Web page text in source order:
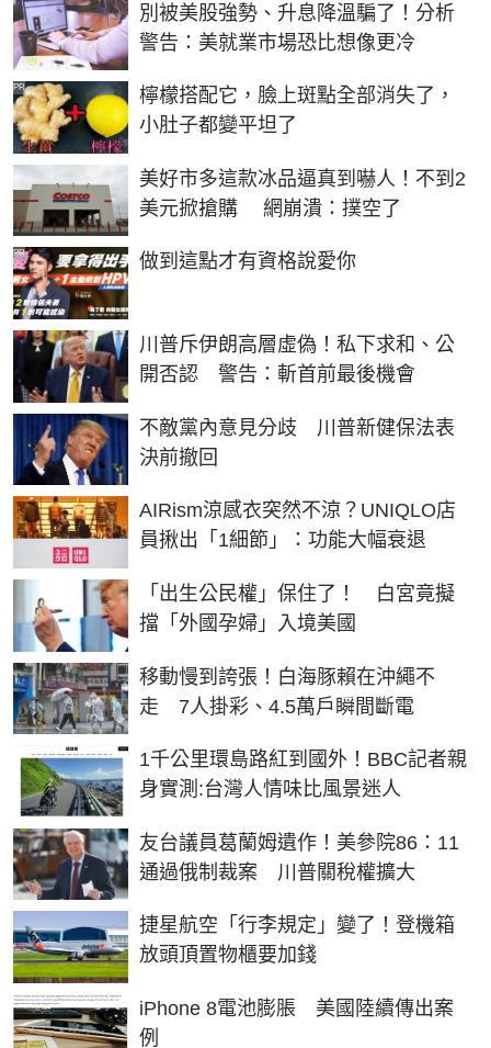
別被美股強勢、升息降溫騙了！分析
警告：美就業市場恐比想像更冷
檸檬搭配它，臉上斑點全部消失了，
小肚子都變平坦了
PR
美好市多這款冰品逼真到嚇人！不到2
美元掀搶購 網崩潰：撲空了
做到這點才有資格說愛你
PR
川普斥伊朗高層虛偽！私下求和、公
開否認 警告：斬首前最後機會
不敵黨內意見分歧 川普新健保法表
決前撤回
AIRism涼感衣突然不涼？UNIQLO店
員揪出「1細節」：功能大幅衰退
「出生公民權」保住了！ 白宮竟擬
擋「外國孕婦」入境美國
移動慢到誇張！白海豚賴在沖繩不
走 7人掛彩、4.5萬戶瞬間斷電
1千公里環島路紅到國外！BBC記者親
身實測:台灣人情味比風景迷人
友台議員葛蘭姆遺作！美參院86：11
通過俄制裁案 川普關稅權擴大
捷星航空「行李規定」變了！登機箱
放頭頂置物櫃要加錢
iPhone 8電池膨脹 美國陸續傳出案
例